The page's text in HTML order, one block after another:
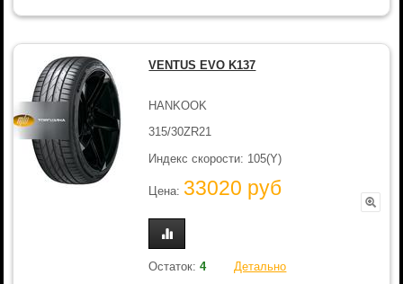
VENTUS EVO K137
HANKOOK
315/30ZR21
Индекс скорости: 105(Y)
Цена: 33020 руб
Остаток:4 Детально